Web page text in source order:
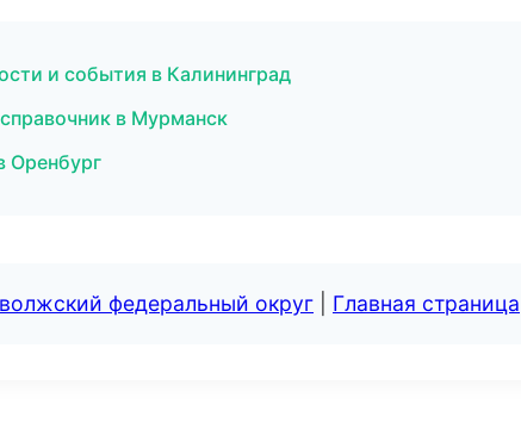
и события в Калининград
в Мурманск
Оренбург
федеральный округ Главная страница